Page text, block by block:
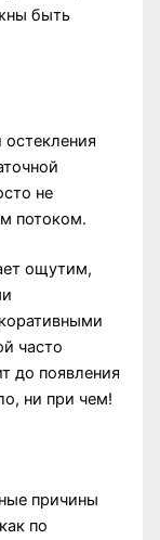
быть
не
потоком.
ощутим,
часто
до появления
ни при чем!
причины
по